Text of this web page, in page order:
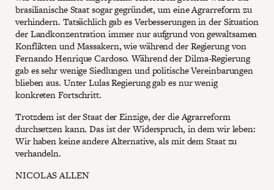
brasilianische Staat sogar gegründet, um eine Agrarreform zu
verhindern. Tatsächlich gab es Verbesserungen in der Situation
der Landkonzentration immer nur aufgrund von gewaltsamen
Konflikten und Massakern, wie während der Regierung von
Fernando Henrique Cardoso. Während der Dilma-Regierung
gab es sehr wenige Siedlungen und politische Vereinbarungen
blieben aus. Unter Lulas Regierung gab es nur wenig
konkreten Fortschritt.
Trotzdem ist der Staat der Einzige, der die Agrarreform
durchsetzen kann. Das ist der Widerspruch, in dem wir leben:
Wir haben keine andere Alternative, als mit dem Staat zu
verhandeln.
NICOLAS ALLEN